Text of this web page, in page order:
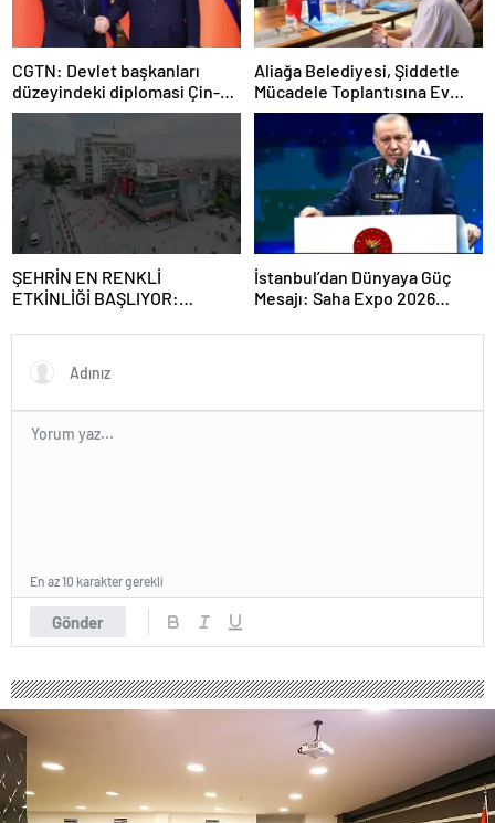
CGTN: Devlet başkanları
düzeyindeki diplomasi Çin-
Rusya arasındaki büyüyen
ortaklığı güçlendiriyor
Aliağa Belediyesi, Şiddetle
Mücadele Toplantısına Ev
Sahipliği Yaptı
ŞEHRİN EN RENKLİ
ETKİNLİĞİ BAŞLIYOR:
FESTİVALİ” HEYECANI
GAZİOSMANPAŞA’DA
YAŞANACAK
İstanbul’dan Dünyaya Güç
Mesajı: Saha Expo 2026
Gönder
En az 10 karakter gerekli